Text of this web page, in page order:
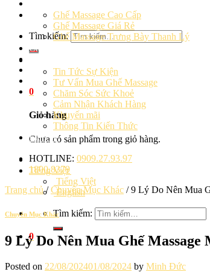
Tìm kiếm:
0
Giỏ hàng
Chưa có sản phẩm trong giỏ hàng.
Tiếng Việt
Tiếng Việt
English
Tìm kiếm:
0
Ghế Massage Cao Cấp
Ghế Massage Giá Rẻ
Ghế Massage Trưng Bày Thanh Lý
Cảm Nhận Khách Hàng
Tin Tức Sự Kiện
Tư Vấn Mua Ghế Massage
Chăm Sóc Sức Khoẻ
Cảm Nhận Khách Hàng
Khuyến mãi
Thông Tin Kiến Thức
Liên hệ
HOTLINE: 0909.27.93.97
1800.8379
Trang chủ / Chuyên Mục Khác /9 Lý Do Nên Mua
Chuyên Mục Khác
9 Lý Do Nên Mua Ghế
Posted on 22/08/202401/08/2024 by Minh Đức